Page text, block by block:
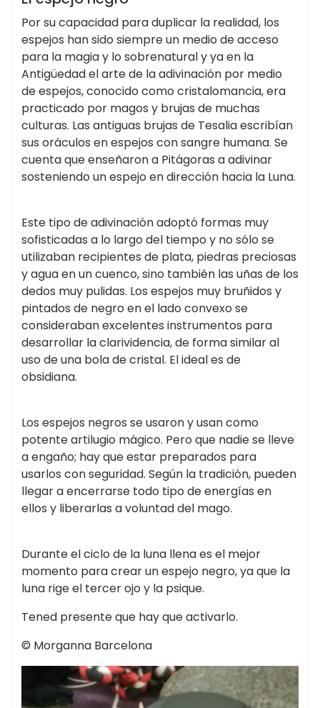
LIBRO DE LAS SOMBRAS
MAGIA
MINERALES
RITUALES
Por su capacidad para duplicar la realidad, los
espejos han sido siempre un medio de acceso
para la magia y lo sobrenatural y ya en la
Antigüedad el arte de la adivinación por medio
de espejos, conocido como cristalomancia, era
practicado por magos y brujas de muchas
culturas. Las antiguas brujas de Tesalia escribían
sus oráculos en espejos con sangre humana. Se
cuenta que enseñaron a Pitágoras a adivinar
sosteniendo un espejo en dirección hacia la Luna.
Este tipo de adivinación adoptó formas muy
sofisticadas a lo largo del tiempo y no sólo se
utilizaban recipientes de plata, piedras preciosas
y agua en un cuenco, sino también las uñas de los
dedos muy pulidas. Los espejos muy bruñidos y
pintados de negro en el lado convexo se
consideraban excelentes instrumentos para
desarrollar la clarividencia, de forma similar al
uso de una bola de cristal. El ideal es de
obsidiana.
Los espejos negros se usaron y usan como
potente artilugio mágico. Pero que nadie se lleve
a engaño; hay que estar preparados para
usarlos con seguridad. Según la tradición, pueden
llegar a encerrarse todo tipo de energías en
ellos y liberarlas a voluntad del mago.
Durante el ciclo de la luna llena es el mejor
momento para crear un espejo negro, ya que la
luna rige el tercer ojo y la psique.
Tened presente que hay que activarlo.
© Morganna Barcelona